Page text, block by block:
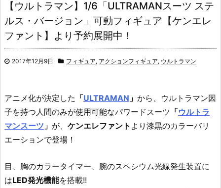
【ウルトラマン】1/6「ULTRAMANスーツ ステ
ルス・バージョン」可動フィギュア【ケンエレ
ファント】より予約展開中！
2017年12月9日 フィギュア, アクションフィギュア, ウルトラマン
アニメ化が決定した 「ULTRAMAN 」 から、ウルトラマン因
子を持つ人間のみが使用可能なパワードスーツ 「ウルトラ
マンスーツ 」 が、 ケンエレファント より漆黒のカラーバリ
エーションで登場！
目、胸のカラータイマー、腕のスペシウム光線発生装置に
はLED発光機能を搭載!!